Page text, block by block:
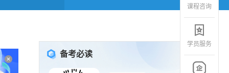
备考必读
课程咨询
学员服务